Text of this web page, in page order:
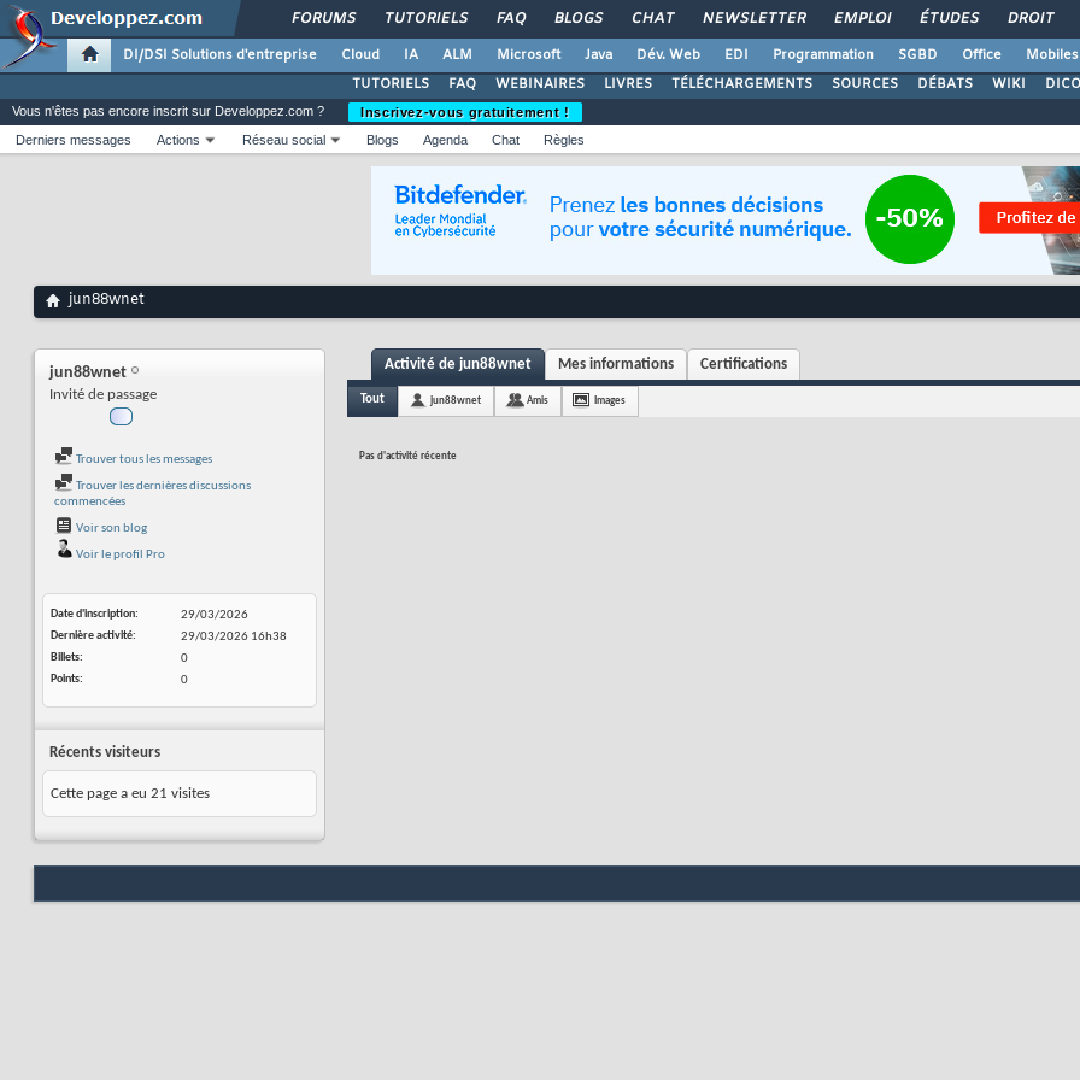
FORUMS TUTORIELS FAQ BLOGS CHAT NEWSLETTER EMPLOI ÉTUDES DROIT
DI/DSI Solutions d'entreprise Cloud IA ALM Microsoft Java Dév. Web EDI Programmation SGBD Office Mobiles
TUTORIELS
FAQ WEBINAIRES LIVRES TÉLÉCHARGEMENTS SOURCES DÉBATS WIKI DICO
Vous n'êtes pas encore inscrit sur Developpez.com ?
Inscrivez-vous gratuitement !
Derniers messages
Actions Réseau social Blogs Agenda Chat Règles
jun88wnet
jun88wnet
Invité de passage
Trouver tous les messages
Trouver les dernières discussions
commencées
Voir son blog
Voir le profil Pro
Date d'inscription
29/03/2026
Dernière activité
29/03/2026 16h38
Billets
0
Points
0
Récents visiteurs
Cette page a eu 21 visites
Activité de jun88wnet Mes informations Certifications
Tout jun88wnet Amis Images
Pas d'activité récente